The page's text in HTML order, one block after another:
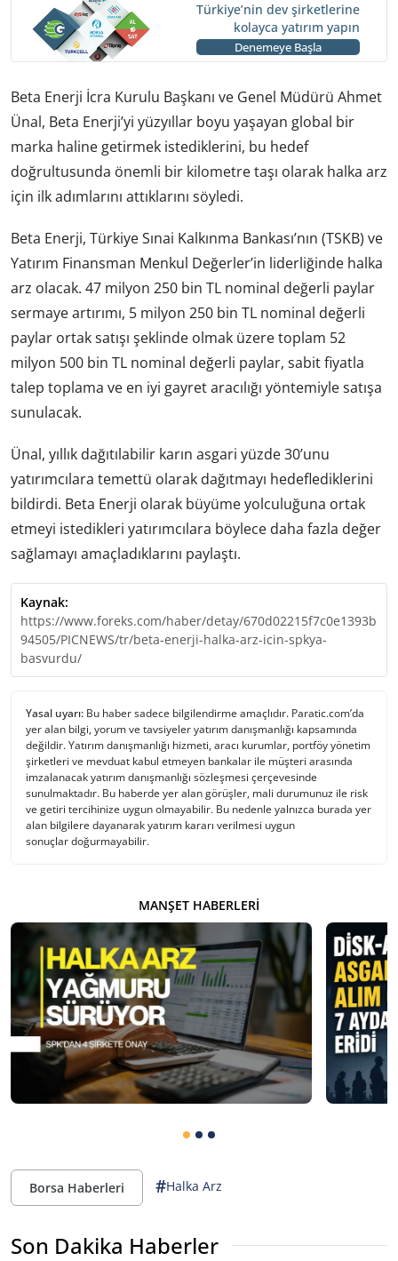
Türkiye’nin dev şirketlerine
kolayca yatırım yapın
Denemeye Başla
Beta Enerji İcra Kurulu Başkanı ve Genel Müdürü Ahmet
Ünal, Beta Enerji’yi yüzyıllar boyu yaşayan global bir
marka haline getirmek istediklerini, bu hedef
doğrultusunda önemli bir kilometre taşı olarak halka arz
için ilk adımlarını attıklarını söyledi.
Beta Enerji, Türkiye Sınai Kalkınma Bankası’nın (TSKB) ve
Yatırım Finansman Menkul Değerler’in liderliğinde halka
arz olacak. 47 milyon 250 bin TL nominal değerli paylar
sermaye artırımı, 5 milyon 250 bin TL nominal değerli
paylar ortak satışı şeklinde olmak üzere toplam 52
milyon 500 bin TL nominal değerli paylar, sabit fiyatla
talep toplama ve en iyi gayret aracılığı yöntemiyle satışa
sunulacak.
Ünal, yıllık dağıtılabilir karın asgari yüzde 30’unu
yatırımcılara temettü olarak dağıtmayı hedeflediklerini
bildirdi. Beta Enerji olarak büyüme yolculuğuna ortak
etmeyi istedikleri yatırımcılara böylece daha fazla değer
sağlamayı amaçladıklarını paylaştı.
Kaynak:
https://www.foreks.com/haber/detay/670d02215f7c0e1393b
94505/PICNEWS/tr/beta-enerji-halka-arz-icin-spkya-
basvurdu/
Yasal uyarı: Bu haber sadece bilgilendirme amaçlıdır. Paratic.com’da
yer alan bilgi, yorum ve tavsiyeler yatırım danışmanlığı kapsamında
değildir. Yatırım danışmanlığı hizmeti, aracı kurumlar, portföy yönetim
şirketleri ve mevduat kabul etmeyen bankalar ile müşteri arasında
imzalanacak yatırım danışmanlığı sözleşmesi çerçevesinde
sunulmaktadır. Bu haberde yer alan görüşler, mali durumunuz ile risk
ve getiri tercihinize uygun olmayabilir. Bu nedenle yalnızca burada yer
alan bilgilere dayanarak yatırım kararı verilmesi uygun
sonuçlar doğurmayabilir.
MANŞET HABERLERI
Borsa Haberleri #Halka Arz
Son Dakika Haberler